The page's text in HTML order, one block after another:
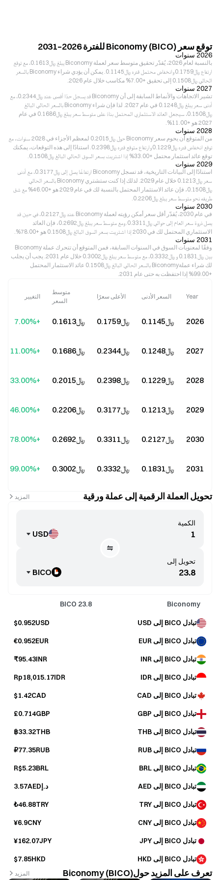
توقع سعر Biconomy (BICO) للفترة 2026–2031
2026 سنوات
بالنسبة لعام 2026، يُقدّر تحقيق متوسط سعر لعملة Biconomy يبلغ ﷼‎0.1613، مع توقع
ارتفاع ﷼‎0.1759 وانخفاض محتمل قدره ﷼‎0.1145. يمكن أن يؤدي شراء Biconomy بالسعر
الحالي ﷼‎0.1508 إلى تحقيق +7.00% مكاسب خلال عام 2026.
2027 سنوات
تشير الاتجاهات والأنماط السابقة إلى أن Biconomy قد يسجل حدًا أقصى عند ﷼‎0.2344، مع
أدنى سعر يبلغ ﷼‎0.1248 في عام 2027. لذا فإن شراء Biconomy بالسعر الحالي البالغ
﷼‎0.1508، سيجعل العائد الاستثماري المحتمل بناءً على متوسط سعر يبلغ ﷼‎0.1686 في عام
2027 هو +11.00%.
2028 سنوات
من المتوقع أن يحوم سعر Biconomy حول ﷼‎0.2015 لمعظم الأجزاء في 2028 سنوات، مع
توقع انخفاض قدره ﷼‎0.1229 وارتفاع متوقع قدره ﷼‎0.2398. استنادًا إلى هذه التوقعات، يمكنك
توقع عائد استثمار محتمل +33.00% إذا اشتريت بسعر السوق الحالي البالغ ﷼‎0.1508.
2029 سنوات
استنادًا إلى البيانات التاريخية، قد تسجل Biconomy ارتفاعًا يصل إلى ﷼‎0.3177، مع أدنى
سعر ﷼‎0.1213 خلال عام 2029. لذلك إذا كنت ستشتري Biconomy بالسعر الحالي
﷼‎0.1508، فإن عائد الاستثمار المحتمل بالنسبة لك في عام 2029 هو +46.00% مع شق
طريقه نحو متوسط سعر يبلغ ﷼‎0.2206.
2030 سنوات
في عام 2030، يُقدّر أقل سعر أمكن رؤيته لعملة Biconomy عند ﷼‎0.2127، في حين قد
يصل ذروة سعر العام إلى حوالي ﷼‎0.3311. ومع متوسط سعر يبلغ ﷼‎0.2692، فإن العائد
الاستثماري المحتمل لك في 2030 إذا اشتريت بسعر السوق البالغ ﷼‎0.1508 هو +78.00%.
2031 سنوات
وفقًا لمعنويات السوق في السنوات السابقة، فمن المتوقع أن تتحرك عملة Biconomy
بين ﷼‎0.1831 و ﷼‎0.3332، مع متوسط سعر يبلغ ﷼‎0.3002 خلال عام 2031. يجب أن يجلب
لك شراء عملةBiconomy بالسعر الحالي البالغ ﷼‎0.1508 عائد الاستثمار المحتمل
+99.00% إذا احتفظت به حتى عام 2031.
Year السعر الأدنى الأعلى سعرًا
متوسط
السعر
التغيير
2026 ﷼‎0.1145 ﷼‎0.1759 ﷼‎0.1613 +7.00%
2027 ﷼‎0.1248 ﷼‎0.2344 ﷼‎0.1686 +11.00%
2028 ﷼‎0.1229 ﷼‎0.2398 ﷼‎0.2015 +33.00%
2029 ﷼‎0.1213 ﷼‎0.3177 ﷼‎0.2206 +46.00%
2030 ﷼‎0.2127 ﷼‎0.3311 ﷼‎0.2692 +78.00%
2031 ﷼‎0.1831 ﷼‎0.3332 ﷼‎0.3002 +99.00%
تحويل العملة الرقمية إلى عملة ورقية المزيد
تحويل إلى
BICO
الكمية
USD
Biconomy
23.8
BICO
تبادل BICO إلى USD $0.952USD
تبادل BICO إلى EUR €0.952EUR
تبادل BICO إلى INR ₹95.43INR
تبادل BICO إلى IDR Rp18,015.17IDR
تبادل BICO إلى CAD $1.42CAD
تبادل BICO إلى GBP £0.714GBP
تبادل BICO إلى THB ฿33.32THB
تبادل BICO إلى RUB ₽77.35RUB
تبادل BICO إلى BRL R$5.23BRL
تبادل BICO إلى AED د.إ3.57AED
تبادل BICO إلى TRY ₺46.88TRY
تبادل BICO إلى CNY ¥6.9CNY
تبادل BICO إلى JPY ¥162.07JPY
تبادل BICO إلى HKD $7.85HKD
تعرف على المزيد حولBiconomy (BICO) المزيد